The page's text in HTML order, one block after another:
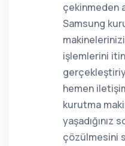
çekinmeden
Samsung
işlemlerini
hemen
kurutma
yaşadığınız
çözülmesini